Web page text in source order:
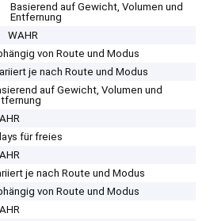
Basierend auf Gewicht, Volumen und
Entfernung
WAHR
von Route und Modus
je nach Route und Modus
auf Gewicht, Volumen und
für freies
je nach Route und Modus
von Route und Modus